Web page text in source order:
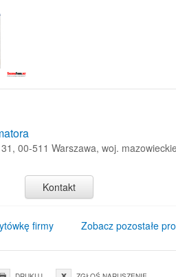
00-511 Warszawa, woj. mazowieckie
Kontakt
firmy Zobacz pozostałe